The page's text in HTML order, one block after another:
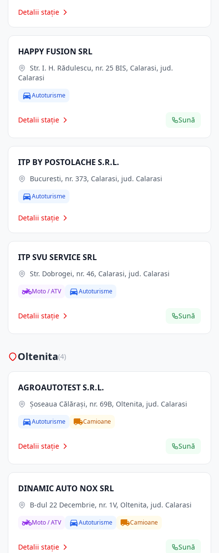
Detalii stație
HAPPY FUSION SRL
Calarasi
Autoturisme
Detalii stație Sună
ITP BY POSTOLACHE S.R.L.
Bucuresti, nr. 373, Calarasi, jud. Calarasi
Autoturisme
Detalii stație
ITP SVU SERVICE SRL
Str. Dobrogei, nr. 46, Calarasi, jud. Calarasi
Moto / ATV Autoturisme
Detalii stație Sună
Oltenita(4)
AGROAUTOTEST S.R.L.
Șoseaua Călărași, nr. 69B, Oltenita, jud. Calarasi
Autoturisme Camioane
Detalii stație Sună
DINAMIC AUTO NOX SRL
B-dul 22 Decembrie, nr. 1V, Oltenita, jud. Calarasi
Moto / ATV Autoturisme Camioane
Detalii stație Sună